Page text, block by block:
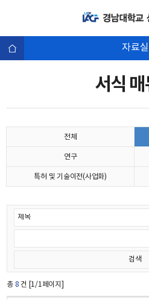
자료실
서식
전체
연구
특허 및 기술이전(사업화)
총 8 건 [1/1페이지]